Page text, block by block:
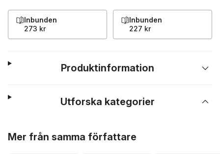
Inbunden
273 kr
Inbunden
227 kr
Produktinformation
Utforska kategorier
Mer från samma författare